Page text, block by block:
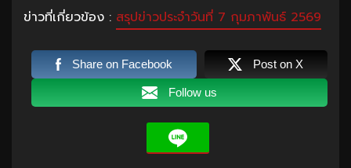
ข่าวที่เกี่ยวข้อง : สรุปข่าวประจำวันที่ 7 กุมภาพันธ์ 2569
Share on Facebook Post on X
Follow us